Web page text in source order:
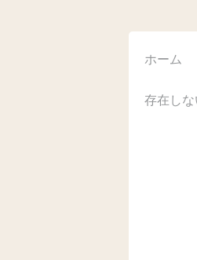
ホーム
存在しな